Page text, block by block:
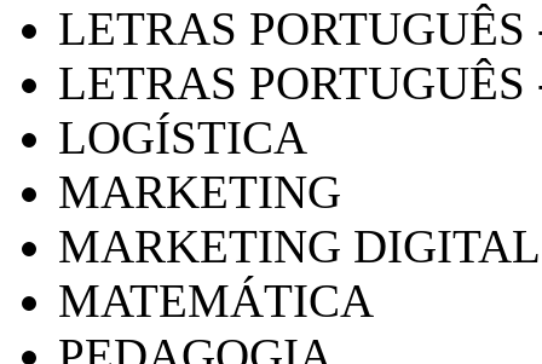
LETRAS
LETRAS PORTUGUÊS
LOGÍSTICA
MARKETING
MARKETING DIGITAL
MATEMÁTICA